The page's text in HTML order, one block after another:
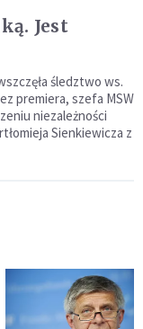
Jest
śledztwo ws.
premiera, szefa MSW
niezależności
Sienkiewicza z